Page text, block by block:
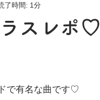
フラトレ®️
スレポ♡
了時間: 1分
で有名な曲です♡